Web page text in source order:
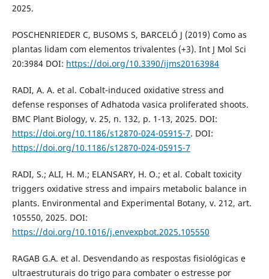
2025.
POSCHENRIEDER C, BUSOMS S, BARCELÓ J (2019) Como as
plantas lidam com elementos trivalentes (+3). Int J Mol Sci
20:3984 DOI: https://doi.org/10.3390/ijms20163984
RADI, A. A. et al. Cobalt-induced oxidative stress and
defense responses of Adhatoda vasica proliferated shoots.
BMC Plant Biology, v. 25, n. 132, p. 1-13, 2025. DOI:
https://doi.org/10.1186/s12870-024-05915-7. DOI:
https://doi.org/10.1186/s12870-024-05915-7
RADI, S.; ALI, H. M.; ELANSARY, H. O.; et al. Cobalt toxicity
triggers oxidative stress and impairs metabolic balance in
plants. Environmental and Experimental Botany, v. 212, art.
105550, 2025. DOI:
https://doi.org/10.1016/j.envexpbot.2025.105550
RAGAB G.A. et al. Desvendando as respostas fisiológicas e
ultraestruturais do trigo para combater o estresse por